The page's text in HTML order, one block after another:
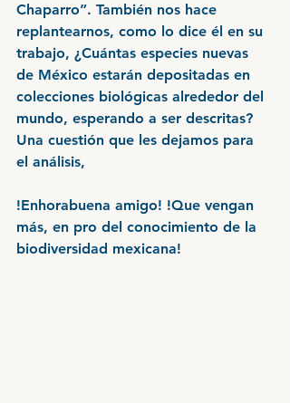
Chaparro”. También nos hace
replantearnos, como lo dice él en su
trabajo, ¿Cuántas especies nuevas
de México estarán depositadas en
colecciones biológicas alrededor del
mundo, esperando a ser descritas?
Una cuestión que les dejamos para
el análisis,
!Enhorabuena amigo! !Que vengan
más, en pro del conocimiento de la
biodiversidad mexicana!